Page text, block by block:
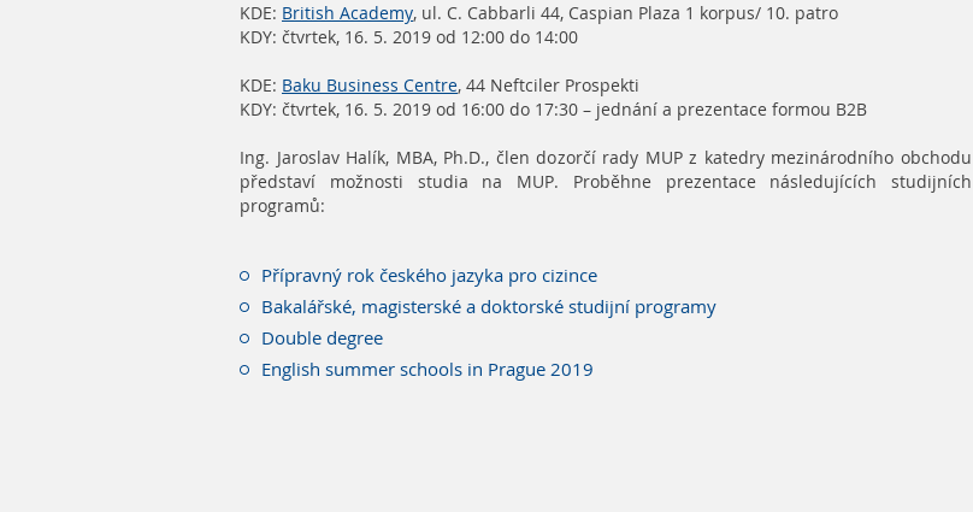
KDE: British Academy, ul. C. Cabbarli 44, Caspian Plaza 1 korpus/ 10. patro
KDY: čtvrtek, 16. 5. 2019 od 12:00 do 14:00
KDE: Baku Business Centre, 44 Neftciler Prospekti
KDY: čtvrtek, 16. 5. 2019 od 16:00 do 17:30 – jednání a prezentace formou B2B
Ing. Jaroslav Halík, MBA, Ph.D., člen dozorčí rady MUP z katedry mezinárodního obchodu
představí možnosti studia na MUP. Proběhne prezentace následujících studijních
programů:
Přípravný rok českého jazyka pro cizince
Bakalářské, magisterské a doktorské studijní programy
Double degree
English summer schools in Prague 2019